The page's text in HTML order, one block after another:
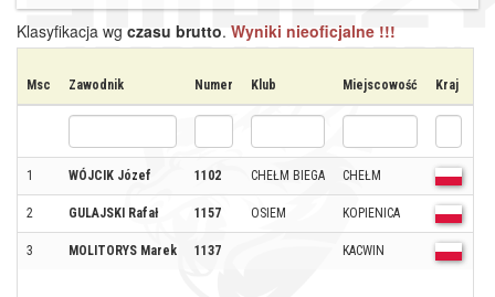
Klasyfikacja wg czasu brutto. Wyniki nieoficjalne !!!
Msc Zawodnik Numer Klub Miejscowość Kraj
1 WÓJCIK Józef 1102 CHEŁM BIEGA CHEŁM
2 GULAJSKI Rafał 1157 OSIEM KOPIENICA
3 MOLITORYS Marek 1137 KACWIN